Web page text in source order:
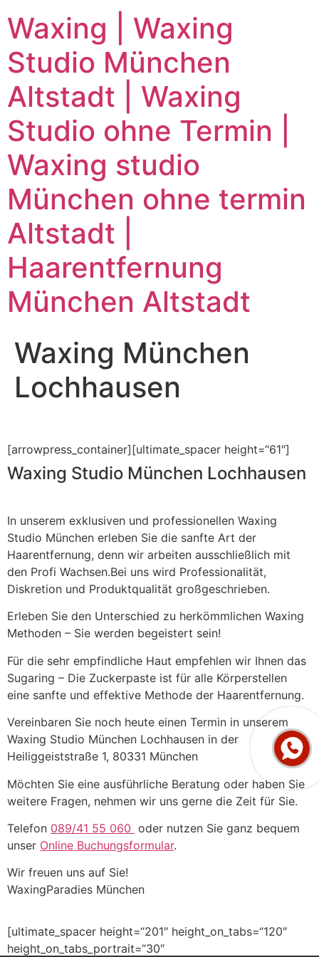
Waxing | Waxing
Studio München
Altstadt | Waxing
Studio ohne Termin |
Waxing studio
München ohne termin
Altstadt |
Haarentfernung
München Altstadt
Waxing München
Lochhausen
[arrowpress_container][ultimate_spacer height=“61″]
Waxing Studio München Lochhausen
In unserem exklusiven und professionellen Waxing
Studio München erleben Sie die sanfte Art der
Haarentfernung, denn wir arbeiten ausschließlich mit
den Profi Wachsen.Bei uns wird Professionalität,
Diskretion und Produktqualität großgeschrieben.
Erleben Sie den Unterschied zu herkömmlichen Waxing
Methoden – Sie werden begeistert sein!
Für die sehr empfindliche Haut empfehlen wir Ihnen das
Sugaring – Die Zuckerpaste ist für alle Körperstellen
eine sanfte und effektive Methode der Haarentfernung.
Vereinbaren Sie noch heute einen Termin in unserem
Waxing Studio München Lochhausen in der
Heiliggeiststraße 1, 80331 München
Möchten Sie eine ausführliche Beratung oder haben Sie
weitere Fragen, nehmen wir uns gerne die Zeit für Sie.
Telefon 089/41 55 060 oder nutzen Sie ganz bequem
unser Online Buchungsformular.
Wir freuen uns auf Sie!
WaxingParadies München
[ultimate_spacer height=“201″ height_on_tabs=“120″
height_on_tabs_portrait=“30″